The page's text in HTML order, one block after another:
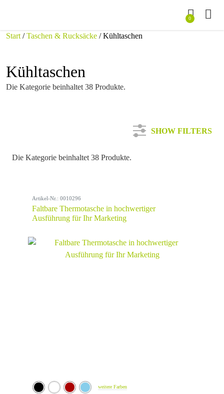
0
Start /Taschen & Rucksäcke / Kühltaschen
Kühltaschen
Die Kategorie beinhaltet 38 Produkte.
SHOW FILTERS
Farbe
Die Kategorie beinhaltet 38 Produkte.
Artikel-Nr.: 0010296
Faltbare Thermotasche in hochwertiger
Ausführung für Ihr Marketing
weitere Farben